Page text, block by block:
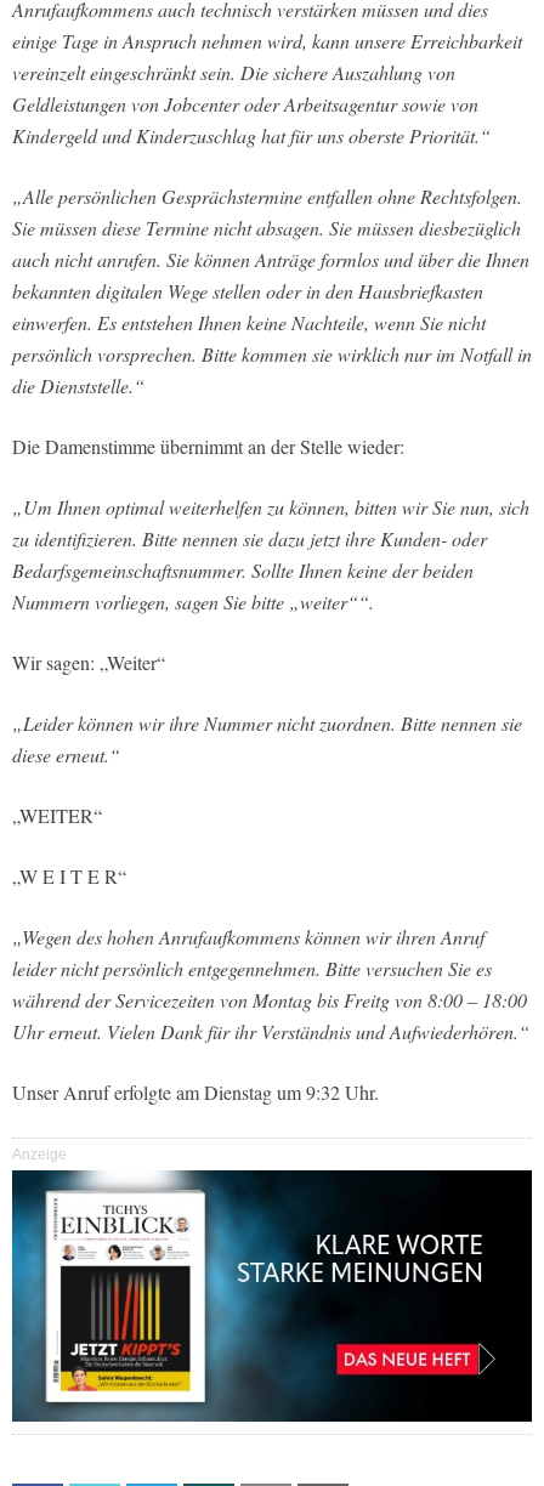
Anrufaufkommens auch technisch verstärken müssen und dies
einige Tage in Anspruch nehmen wird, kann unsere Erreichbarkeit
vereinzelt eingeschränkt sein. Die sichere Auszahlung von
Geldleistungen von Jobcenter oder Arbeitsagentur sowie von
Kindergeld und Kinderzuschlag hat für uns oberste Priorität.“
„Alle persönlichen Gesprächstermine entfallen ohne Rechtsfolgen.
Sie müssen diese Termine nicht absagen. Sie müssen diesbezüglich
auch nicht anrufen. Sie können Anträge formlos und über die Ihnen
bekannten digitalen Wege stellen oder in den Hausbriefkasten
einwerfen. Es entstehen Ihnen keine Nachteile, wenn Sie nicht
persönlich vorsprechen. Bitte kommen sie wirklich nur im Notfall in
die Dienststelle.“
Die Damenstimme übernimmt an der Stelle wieder:
„Um Ihnen optimal weiterhelfen zu können, bitten wir Sie nun, sich
zu identifizieren. Bitte nennen sie dazu jetzt ihre Kunden- oder
Bedarfsgemeinschaftsnummer. Sollte Ihnen keine der beiden
Nummern vorliegen, sagen Sie bitte „weiter““.
Wir sagen: „Weiter“
„Leider können wir ihre Nummer nicht zuordnen. Bitte nennen sie
diese erneut.“
„WEITER“
„W E I T E R“
„Wegen des hohen Anrufaufkommens können wir ihren Anruf
leider nicht persönlich entgegennehmen. Bitte versuchen Sie es
während der Servicezeiten von Montag bis Freitg von 8:00 – 18:00
Uhr erneut. Vielen Dank für ihr Verständnis und Aufwiederhören.“
Unser Anruf erfolgte am Dienstag um 9:32 Uhr.
Anzeige